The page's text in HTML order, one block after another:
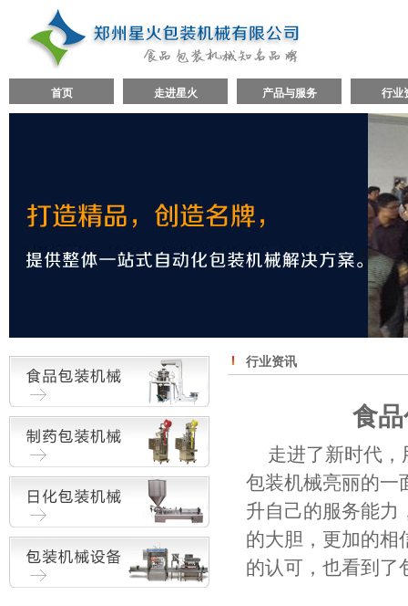
首页 走进星火 产品与服务 行业
行业资讯
食
走进了新时代
包装机械亮丽的一
升自己的服务能力
的大胆，更加的相
的认可，也看到了